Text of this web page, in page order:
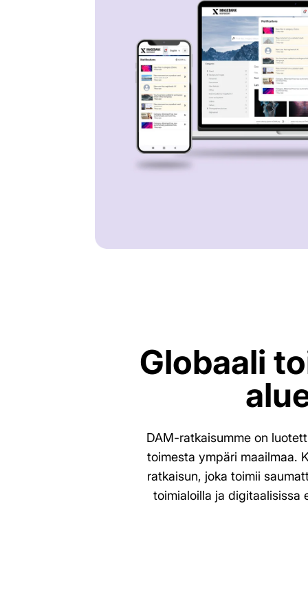
Globaali
DAM-ratkaisumme on
toimesta ympäri maailmaa.
ratkaisun, joka toimii
toimialoilla ja digitaalisissa